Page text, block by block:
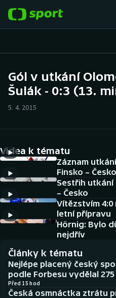
Hokej
Cyklistika
DALŠÍ SPORTY
Americký fotbal
Baseball a softbal
Basketbal
Biatlon
NEPŘEHLÉDNĚTE
Historické návraty
Aplikace ČT sport
Gól v utkání
Šulák - 0:3 (13.
5. 4. 2015
Videa k tématu
Záznam
Finsko – Česko
Sestřih utkání
– Česko
Vítězstvím
letní přípravu
Hörnig: Bylo
nejdřív
Články k tématu
Nejlépe placený český
podle Forbesu vydělal
Před 15 hod
Česká osmnáctka ztrátu